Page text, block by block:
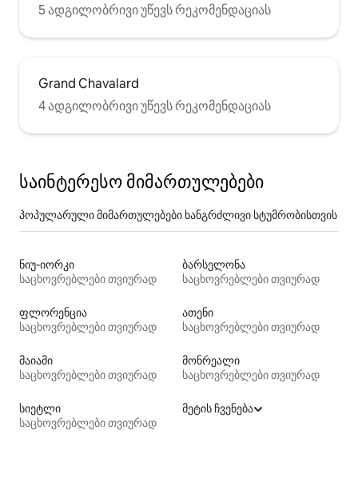
5 ადგილობრივი უწევს რეკომენდაციას
Grand Chavalard
4 ადგილობრივი უწევს რეკომენდაციას
საინტერესო მიმართულებები
პოპულარული მიმართულებები ხანგრძლივი სტუმრობისთვის
ნიუ-იორკი
საცხოვრებლები თვიურად
ბარსელონა
საცხოვრებლები თვიურად
ფლორენცია
საცხოვრებლები თვიურად
ათენი
საცხოვრებლები თვიურად
მაიამი
საცხოვრებლები თვიურად
მონრეალი
საცხოვრებლები თვიურად
სიეტლი
საცხოვრებლები თვიურად
მეტის ჩვენება